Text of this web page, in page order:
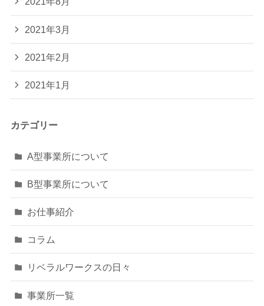
2021年3月
2021年2月
2021年1月
カテゴリー
A型事業所について
B型事業所について
お仕事紹介
コラム
リベラルワークスの日々
事業所一覧